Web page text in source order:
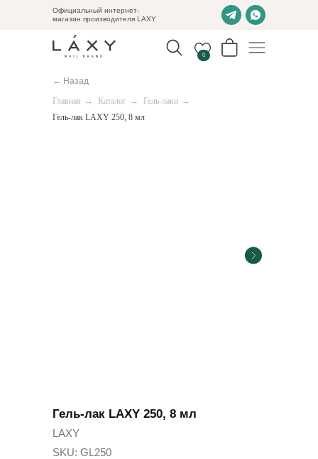
Официальный интернет-
магазин производителя LAXY
0
← Назад
Главная → Каталог → Гель-лаки →
Гель-лак LAXY 250, 8 мл
Гель-лак LAXY 250, 8 мл
LAXY
SKU: GL250